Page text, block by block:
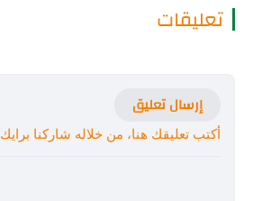
تعليقات
إرسال تعليق
أكتب تعليقك هنا، من خلاله شاركنا برايك